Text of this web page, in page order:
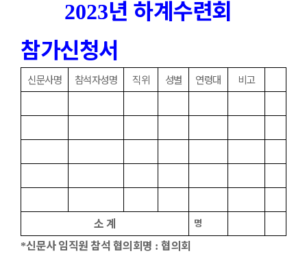
2023년 하계수련회
참가신청서
신문사명 참석자성명 직위 성별 연령대 비고
소 계 명
*신문사 임직원 참석 협의회명 : 협의회